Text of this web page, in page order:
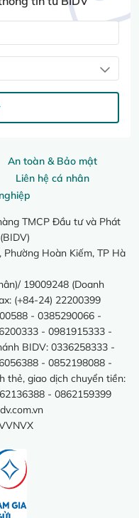
An toàn & Bảo mật
Liên hệ cá nhân
TMCP Đầu tư và Phát
Phường Hoàn Kiếm, TP Hà
19009248 (Doanh
(+84-24) 22200399
- 0385290066 -
- 0981915333 -
BIDV: 0336258333 -
- 0852198088 -
thẻ, giao dịch chuyển tiền:
- 0862159399